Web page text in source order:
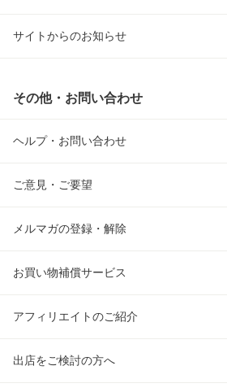
サイトからのお知らせ
その他・お問い合わせ
ヘルプ・お問い合わせ
ご意見・ご要望
メルマガの登録・解除
お買い物補償サービス
アフィリエイトのご紹介
出店をご検討の方へ